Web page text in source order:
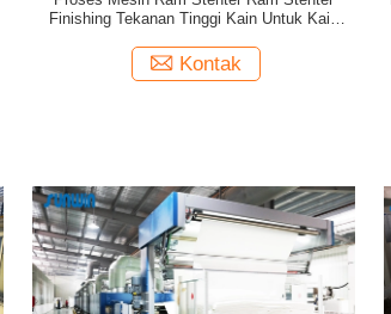
Finishing Tekanan Tinggi Kain Untuk Kain
Kontak